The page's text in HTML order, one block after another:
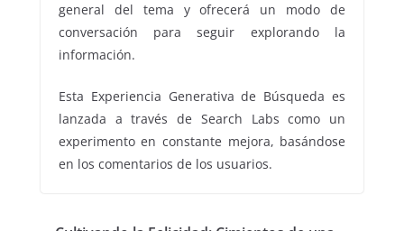
general del tema y ofrecerá un modo de
conversación para seguir explorando la
información.
Esta Experiencia Generativa de Búsqueda es
lanzada a través de Search Labs como un
experimento en constante mejora, basándose
en los comentarios de los usuarios.